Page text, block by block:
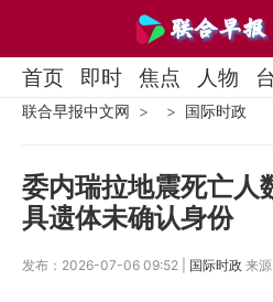
首页 即时 焦点 人物
联合早报中文网 国际时政
委内瑞拉地震死亡
具遗体未确认身份
发布：2026-07-06 09:52 | 国际时政 来源